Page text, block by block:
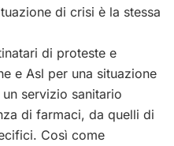
di crisi è la stessa
di proteste e
e Asl per una situazione
servizio sanitario
di farmaci, da quelli di
Così come